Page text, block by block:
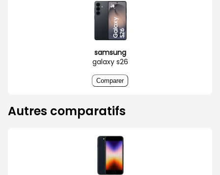
samsung
galaxy s26
Comparer
Autres comparatifs